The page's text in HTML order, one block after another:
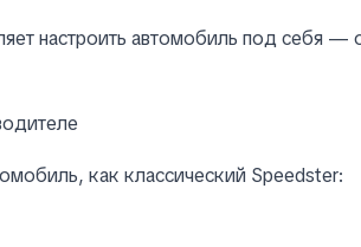
настроить автомобиль под себя —
как классический Speedster: